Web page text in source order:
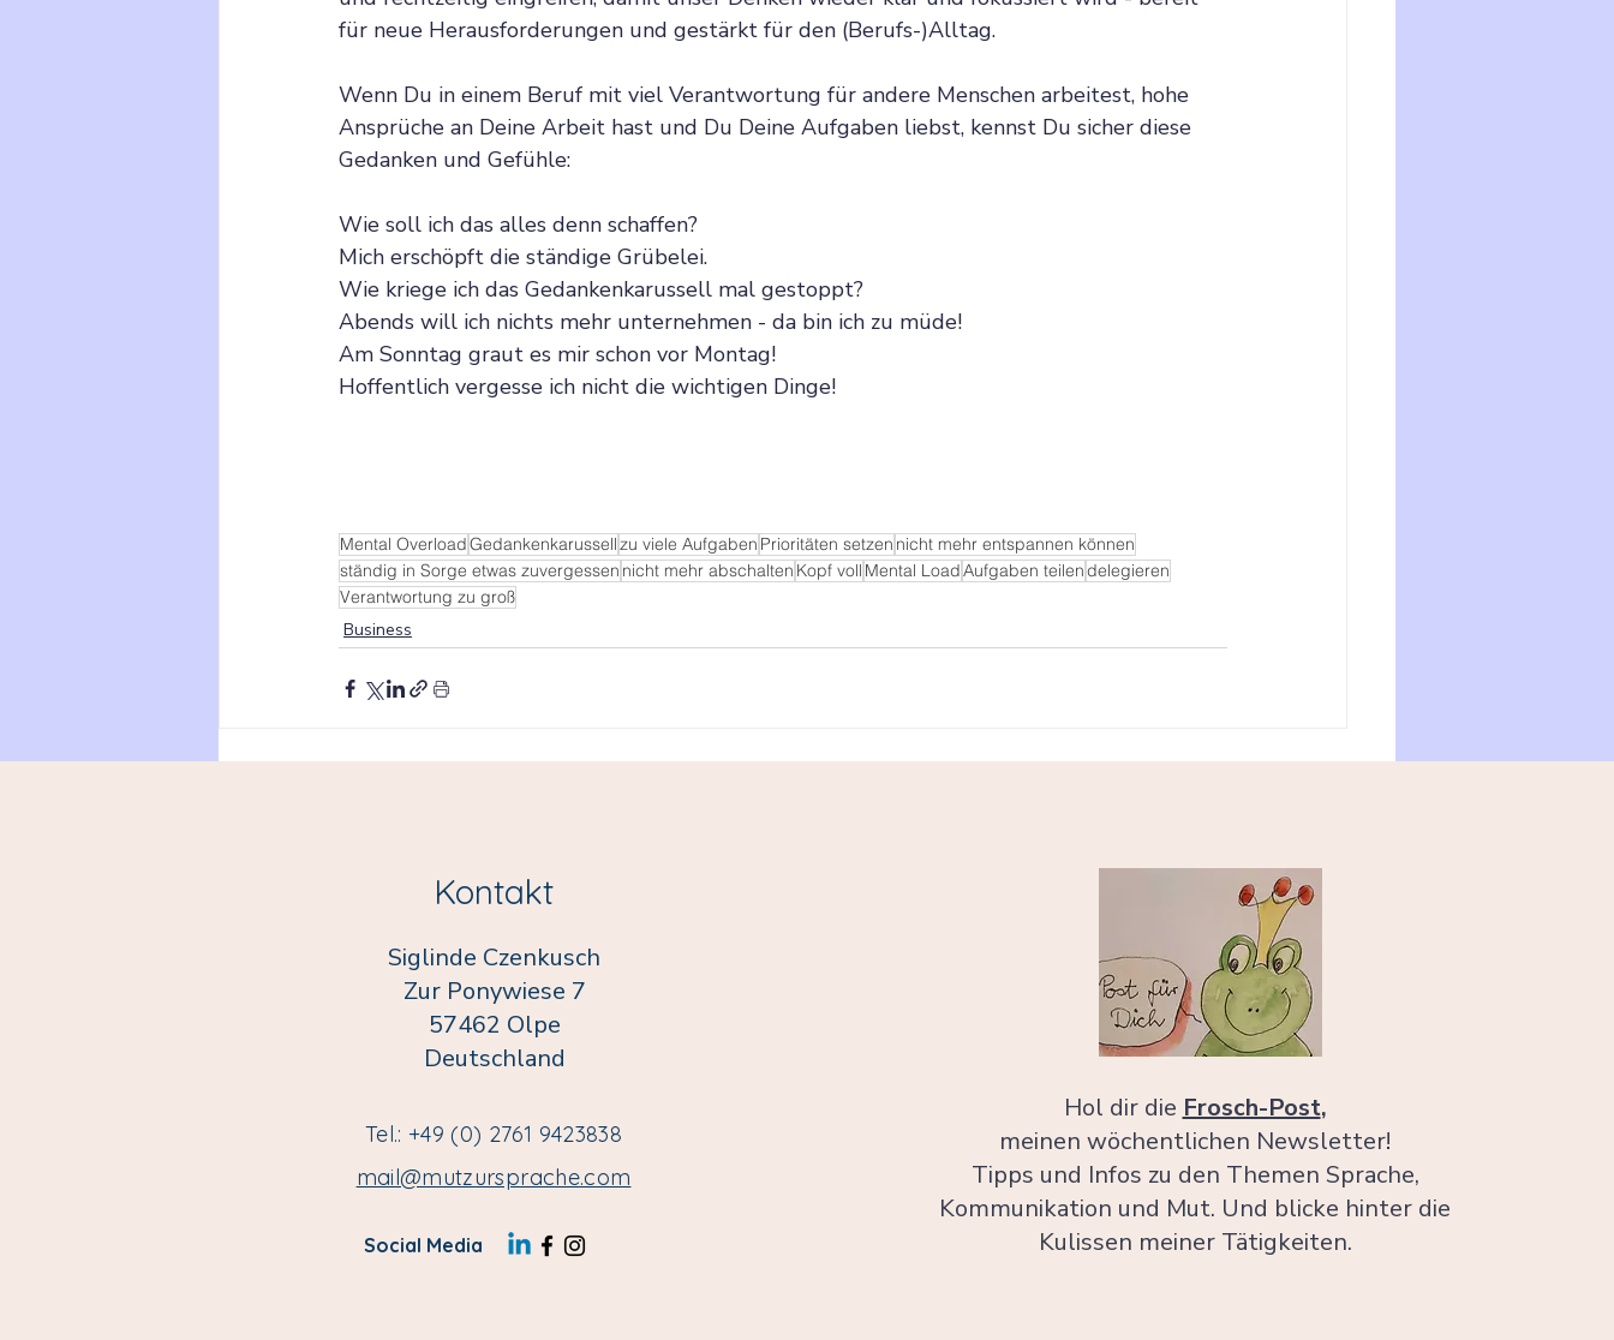
für neue Herausforderungen und gestärkt für den (Berufs-)Alltag.
Wenn Du in einem Beruf mit viel Verantwortung für andere Menschen arbeitest, hohe
Ansprüche an Deine Arbeit hast und Du Deine Aufgaben liebst, kennst Du sicher diese
Gedanken und Gefühle:
Wie soll ich das alles denn schaffen?
Mich erschöpft die ständige Grübelei.
Wie kriege ich das Gedankenkarussell mal gestoppt?
Abends will ich nichts mehr unternehmen - da bin ich zu müde!
Am Sonntag graut es mir schon vor Montag!
Hoffentlich vergesse ich nicht die wichtigen Dinge!
Mental OverloadGedankenkarussellzu viele Aufgaben Prioritäten setzen nicht mehr entspannen können
ständig in Sorge etwas zuvergessen nicht mehr abschalten Kopf voll Mental LoadAufgaben teilendelegieren
Verantwortung zu groß
Business
Kontakt
Siglinde Czenkusch
Zur Ponywiese 7
57462 Olpe
Deutschland
Tel.: +49 (0) 2761 9423838
mail@mutzursprache.com
Social Media
Hol dir dieFrosch-Post,
meinen wöchentlichen Newsletter!
Tipps und Infos zu den Themen Sprache,
Kommunikation und Mut. Und blicke hinter die
Kulissen meiner Tätigkeiten.